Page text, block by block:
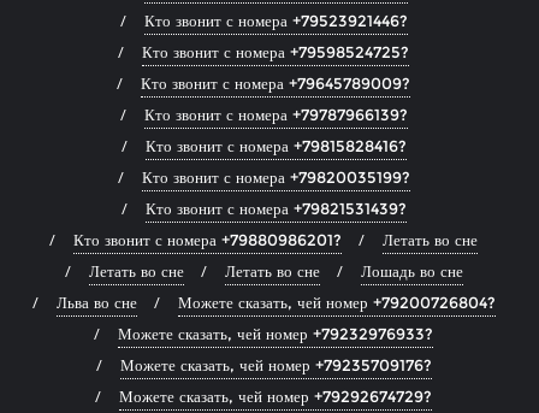
Кто звонит с номера +79523921446?
Кто звонит с номера +79598524725?
Кто звонит с номера +79645789009?
Кто звонит с номера +79787966139?
Кто звонит с номера +79815828416?
Кто звонит с номера +79820035199?
Кто звонит с номера +79821531439?
Кто звонит с номера +79880986201?
Летать во сне
Летать во сне
Летать во сне
Лошадь во сне
Льва во сне
Можете сказать, чей номер +79200726804?
Можете сказать, чей номер +79232976933?
Можете сказать, чей номер +79235709176?
Можете сказать, чей номер +79292674729?